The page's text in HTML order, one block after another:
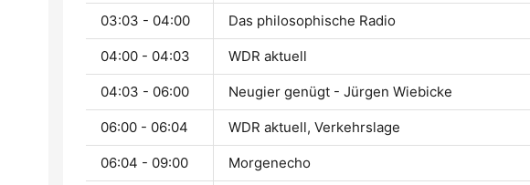
03:03 - 04:00 Das philosophische Radio
04:00 - 04:03 WDR aktuell
04:03 - 06:00 Neugier genügt - Jürgen Wiebicke
06:00 - 06:04 WDR aktuell, Verkehrslage
06:04 - 09:00 Morgenecho